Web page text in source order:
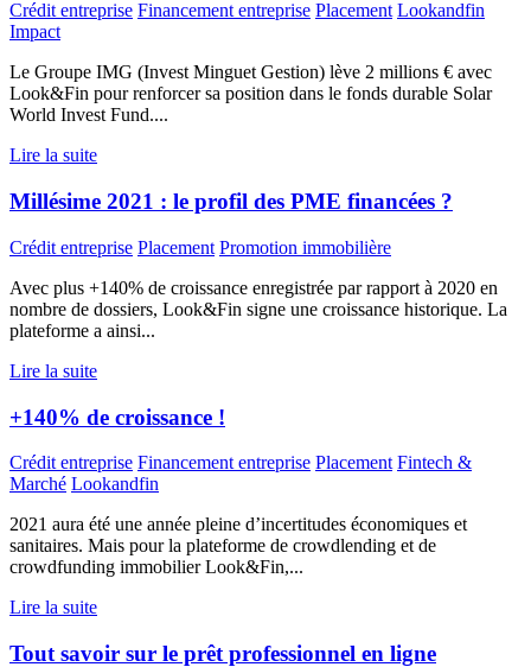
Crédit entreprise Financement entreprise Placement Lookandfin
Impact
Le Groupe IMG (Invest Minguet Gestion) lève 2 millions € avec
Look&Fin pour renforcer sa position dans le fonds durable Solar
World Invest Fund....
Lire la suite
Millésime 2021 : le profil des PME financées ?
Crédit entreprise Placement Promotion immobilière
Avec plus +140% de croissance enregistrée par rapport à 2020 en
nombre de dossiers, Look&Fin signe une croissance historique. La
plateforme a ainsi...
Lire la suite
+140% de croissance !
Crédit entreprise Financement entreprise Placement Fintech &
Marché Lookandfin
2021 aura été une année pleine d’incertitudes économiques et
sanitaires. Mais pour la plateforme de crowdlending et de
crowdfunding immobilier Look&Fin,...
Lire la suite
Tout savoir sur le prêt professionnel en ligne